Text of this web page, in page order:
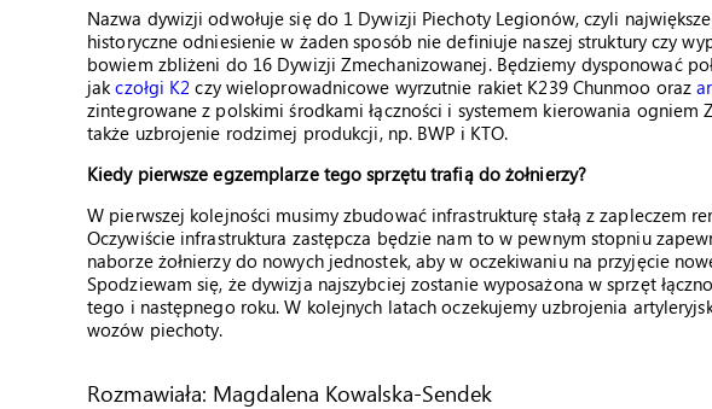
Nazwa dywizji odwołuje się do 1 Dywizji Piechoty Legionów, czyli
historyczne odniesienie w żaden sposób nie definiuje naszej struktury czy
bowiem zbliżeni do 16 Dywizji Zmechanizowanej. Będziemy dysponować
jakczołgi K2 czy wieloprowadnicowe wyrzutnie rakiet K239 Chunmoo oraz
zintegrowane z polskimi środkami łączności i systemem kierowania ogniem
także uzbrojenie rodzimej produkcji, np. BWP i KTO.
Kiedy pierwsze egzemplarze tego sprzętu trafią do żołnierzy?
W pierwszej kolejności musimy zbudować infrastrukturę stałą z zapleczem
Oczywiście infrastruktura zastępcza będzie nam to w pewnym stopniu
naborze żołnierzy do nowych jednostek, aby w oczekiwaniu na przyjęcie
Spodziewam się, że dywizja najszybciej zostanie wyposażona w sprzęt
tego i następnego roku. W kolejnych latach oczekujemy uzbrojenia
wozów piechoty.
Rozmawiała: Magdalena Kowalska-Sendek